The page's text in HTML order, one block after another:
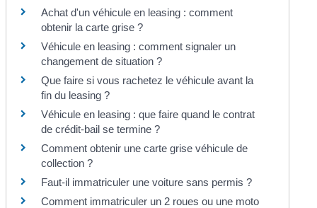
Achat d'un véhicule en leasing : comment
obtenir la carte grise ?
Véhicule en leasing : comment signaler un
changement de situation ?
Que faire si vous rachetez le véhicule avant la
fin du leasing ?
Véhicule en leasing : que faire quand le contrat
de crédit-bail se termine ?
Comment obtenir une carte grise véhicule de
collection ?
Faut-il immatriculer une voiture sans permis ?
Comment immatriculer un 2 roues ou une moto